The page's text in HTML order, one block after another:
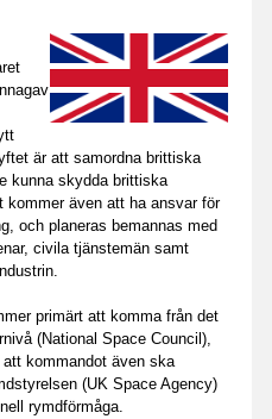
är att samordna brittiska
kunna skydda brittiska
kommer även att ha ansvar för
och planeras bemannas med
civila tjänstemän samt
primärt att komma från det
(National Space Council),
kommandot även ska
(UK Space Agency)
rymdförmåga.